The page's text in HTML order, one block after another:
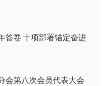
答卷 十项部署锚定奋进
会第八次会员代表大会